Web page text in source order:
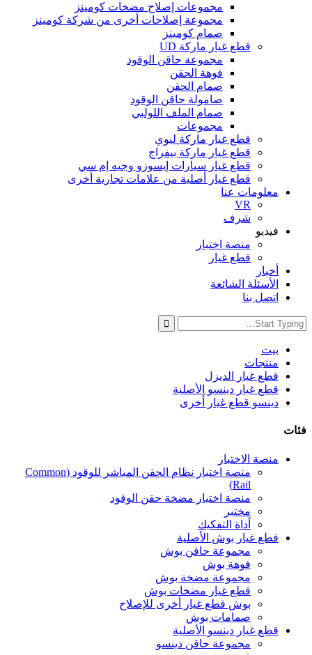
مجموعات إصلاح مضخات كومينز
مجموعة إصلاحات أخرى من شركة كومينز
صمام كومينز
قطع غيار ماركة UD
مجموعة حاقن الوقود
فوهة الحقن
صمام الحقن
صامولة حاقن الوقود
صمام الملف اللولبي
مجموعات
قطع غيار ماركة ليوي
قطع غيار ماركة بيفراج
قطع غيار سيارات إيسوزو وجيه إم سي
قطع غيار أصلية من علامات تجارية أخرى
معلومات عنا
VR
شرف
فيديو
منصة اختبار
قطع غيار
أخبار
الأسئلة الشائعة
اتصل بنا
بيت
منتجات
قطع غيار الديزل
قطع غيار دينسو الأصلية
دينسو قطع غيار أخرى
فئات
منصة الاختبار
منصة اختبار نظام الحقن المباشر للوقود (Common
Rail)
منصة اختبار مضخة حقن الوقود
مختبر
أداة التفكيك
قطع غيار بوش الأصلية
مجموعة حاقن بوش
فوهة بوش
مجموعة مضخة بوش
قطع غيار مضخات بوش
بوش قطع غيار أخرى للإصلاح
صمامات بوش
قطع غيار دينسو الأصلية
مجموعة حاقن دينسو